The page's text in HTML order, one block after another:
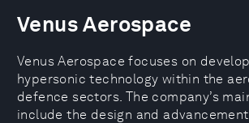
Venus Aerospace
Venus Aerospace focuses on
hypersonic technology within the
defence sectors. The company’s
include the design and